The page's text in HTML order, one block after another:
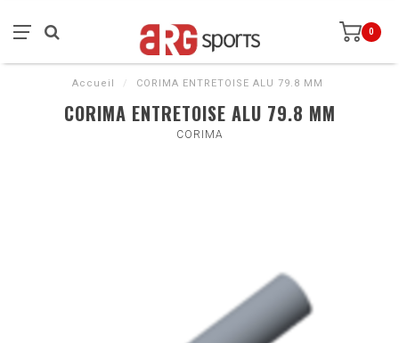
0
Accueil / CORIMA ENTRETOISE ALU 79.8 MM
CORIMA ENTRETOISE ALU 79.8 MM
CORIMA